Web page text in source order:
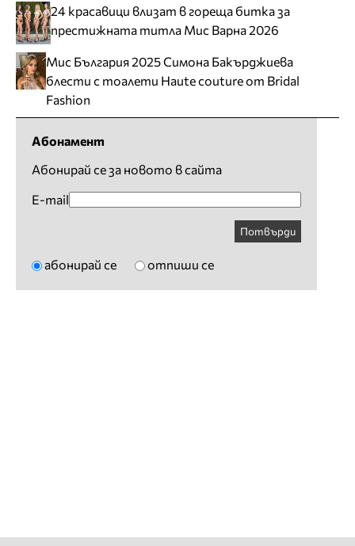
24 красавици влизат в гореща битка за
престижната титла Мис Варна 2026
Мис България 2025 Симона Бакърджиева
блести с тоалети Haute couture от Bridal
Fashion
Абонамент
Абонирай се за новото в сайта
E-mail
Потвърди
абонирай се отпиши се